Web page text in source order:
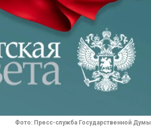
Фото: Пресс-служба Государственной Думы